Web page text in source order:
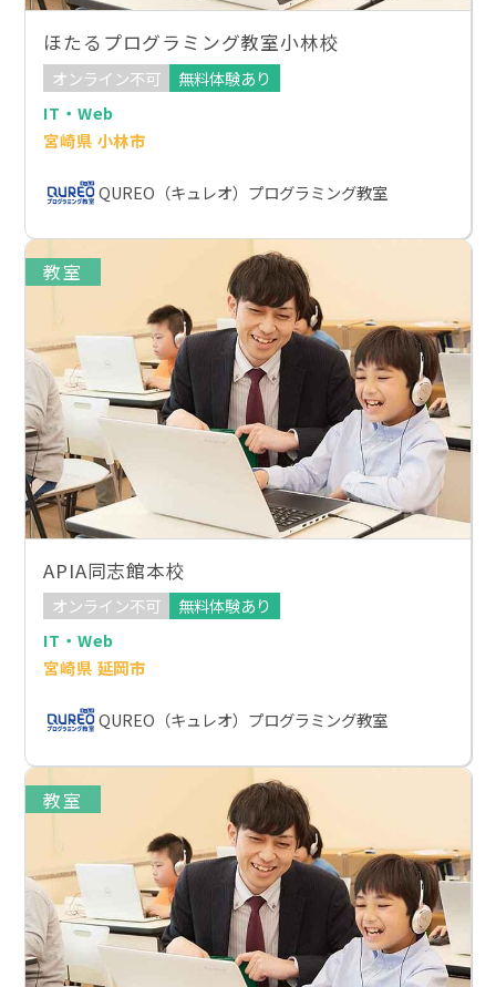
ほたるプログラミング教室小林校
オンライン不可
無料体験あり
IT・Web
宮崎県 小林市
QUREO（キュレオ）プログラミング教室
教室
APIA同志館本校
オンライン不可
無料体験あり
IT・Web
宮崎県 延岡市
QUREO（キュレオ）プログラミング教室
教室